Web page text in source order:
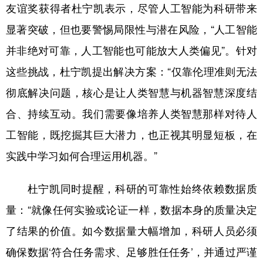
友谊奖获得者杜宁凯表示，尽管人工智能为科研带来
显著突破，但也要警惕局限性与潜在风险，“人工智能
并非绝对可靠，人工智能也可能放大人类偏见”。针对
这些挑战，杜宁凯提出解决方案：“仅靠伦理准则无法
彻底解决问题，核心是让人类智慧与机器智慧深度结
合、持续互动。我们需要像培养人类智慧那样对待人
工智能，既挖掘其巨大潜力，也正视其明显短板，在
实践中学习如何合理运用机器。”
杜宁凯同时提醒，科研的可靠性始终依赖数据质
量：“就像任何实验或论证一样，数据本身的质量决定
了结果的价值。如今数据量大幅增加，科研人员必须
确保数据‘符合任务需求、足够胜任任务’，并通过严谨